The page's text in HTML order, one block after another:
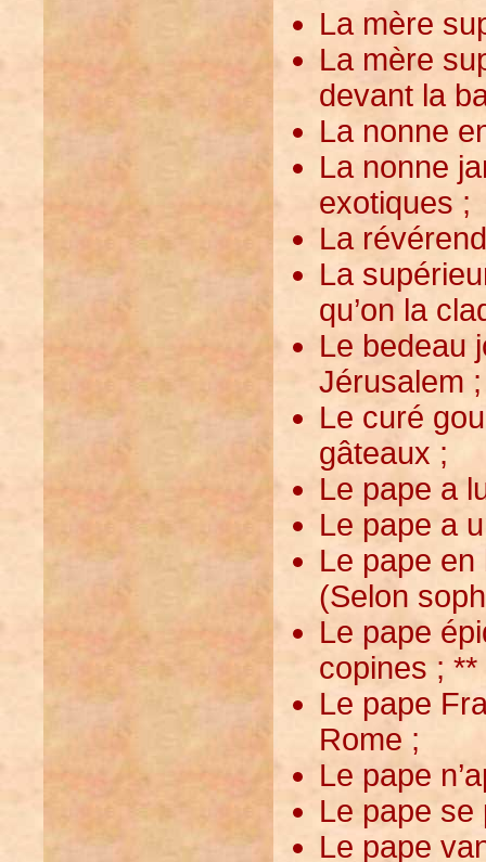
La mère
La mère
devant la
La nonne
La nonne
exotiques ;
La
La
qu’on la
Le bedeau
Jérusalem ;
Le curé
gâteaux ;
Le pape a
Le pape a
Le pape en
(Selon
Le pape
copines ; **
Le pape
Rome ;
Le pape
Le pape se
Le pape